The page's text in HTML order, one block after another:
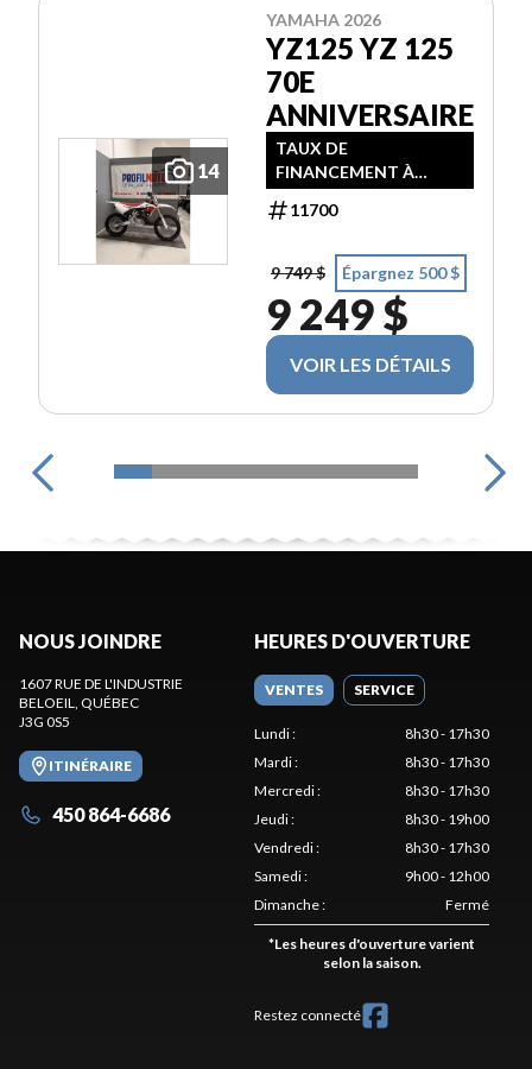
14
YAMAHA 2026
YZ125 YZ 125
70E
ANNIVERSAIRE
TAUX DE
FINANCEMENT À
PARTIR DE 3,99% / 24
MOIS
11700
9 749 $ Épargnez 500 $
9 249 $
VOIR LES DÉTAILS
NOUS JOINDRE
1607 RUE DE L'INDUSTRIE
BELOEIL, QUÉBEC
J3G 0S5
ITINÉRAIRE
450 864-6686
HEURES D'OUVERTURE
VENTES SERVICE
Lundi:
8h30 - 17h30
Mardi:
8h30 - 17h30
Mercredi:
8h30 - 17h30
Jeudi:
8h30 - 19h00
Vendredi:
8h30 - 17h30
Samedi:
9h00 - 12h00
Dimanche: Fermé
*Les heures d'ouverture varient
selon la saison.
Restez connecté